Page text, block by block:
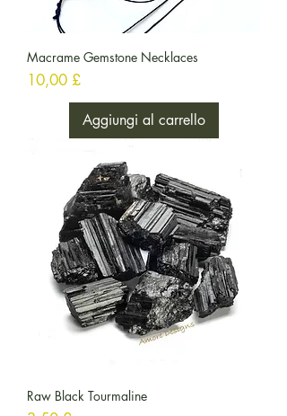
Macrame Gemstone Necklaces
Prezzo
10,00 £
Aggiungi al carrello
Raw Black Tourmaline